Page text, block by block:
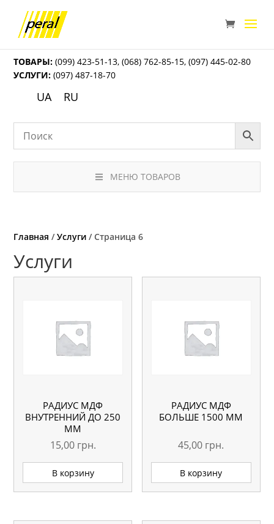
ТОВАРЫ: (099) 423-51-13,(068) 762-85-15,(097) 445-02-80
УСЛУГИ: (097) 487-18-70
UA RU
МЕНЮ ТОВАРОВ
Главная /Услуги / Страница 6
Услуги
РАДИУС МДФ
ВНУТРЕННИЙ ДО 250
ММ
15,00 грн.
В корзину
РАДИУС МДФ
БОЛЬШЕ 1500 ММ
45,00 грн.
В корзину